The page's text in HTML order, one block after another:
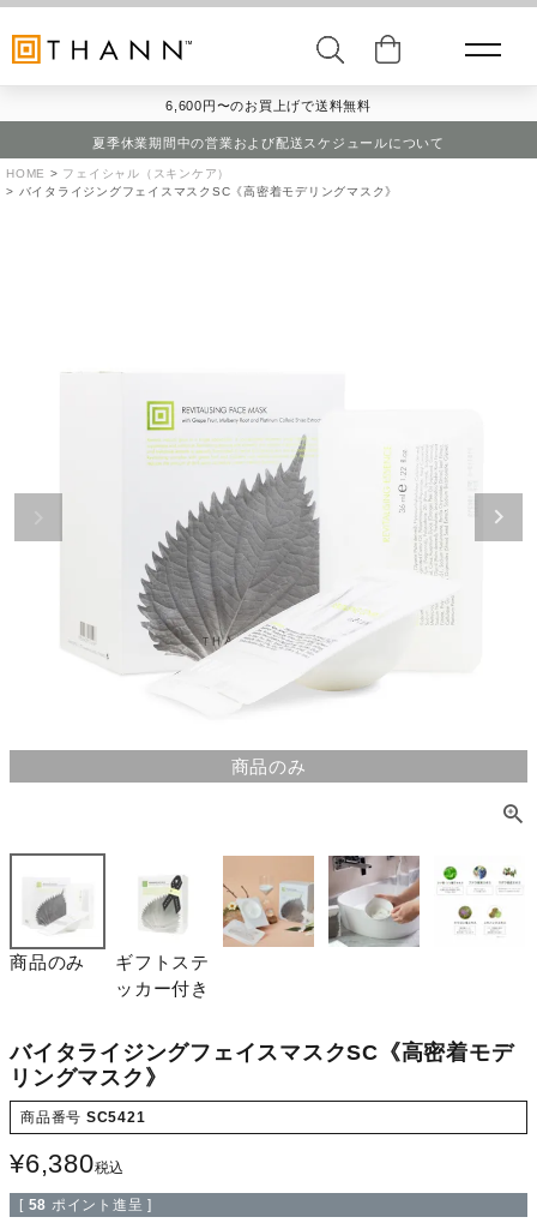
6,600円〜のお買上げで送料無料
夏季休業期間中の営業および配送スケジュールについて
HOME
フェイシャル（スキンケア）
バイタライジングフェイスマスクSC《高密着モデリングマスク》
商品のみ
商品のみ
ギフトステ
ッカー付き
バイタライジングフェイスマスクSC《高密着モデ
リングマスク》
商品番号 SC5421
¥6,380税込
[ 58 ポイント進呈 ]